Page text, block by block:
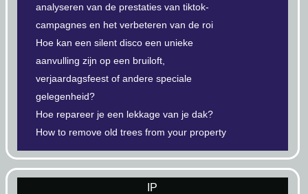
analyseren van de prestaties van tiktok-
campagnes en het verbeteren van de roi
Hoe kan een silent disco een unieke
aanvulling zijn op een bruiloft,
verjaardagsfeest of andere speciale
gelegenheid?
Hoe repareer je een lekkage van je dak?
How to remove old trees from your property
IP